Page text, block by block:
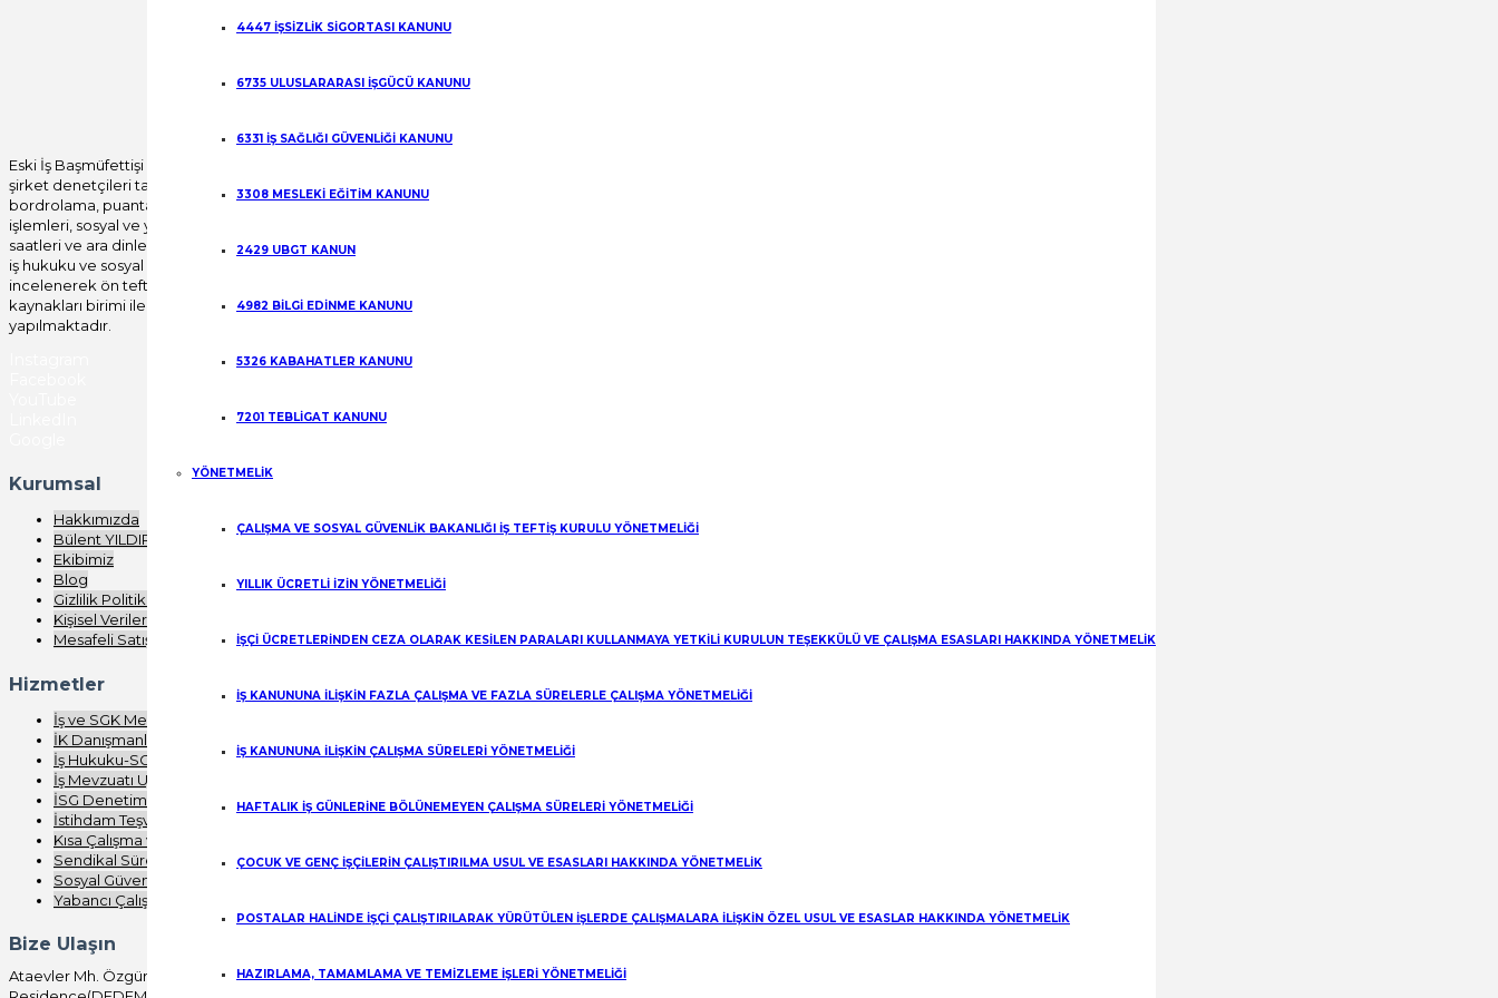
4447 İŞSİZLİK SİGORTASI KANUNU
6735 ULUSLARARASI İŞGÜCÜ KANUNU
6331 İŞ SAĞLIĞI GÜVENLİĞİ KANUNU
3308 MESLEKİ EĞİTİM KANUNU
2429 UBGT KANUN
4982 BİLGİ EDİNME KANUNU
5326 KABAHATLER KANUNU
7201 TEBLİGAT KANUNU
YÖNETMELİK
ÇALIŞMA VE SOSYAL GÜVENLİK BAKANLIĞI İŞ TEFTİŞ KURULU YÖNETMELİĞİ
YILLIK ÜCRETLİ İZİN YÖNETMELİĞİ
İŞÇİ ÜCRETLERİNDEN CEZA OLARAK KESİLEN PARALARI KULLANMAYA YETKİLİ KURULUN TEŞEKKÜLÜ VE ÇALIŞMA ESASLARI HAKKINDA YÖNETMELİK
İŞ KANUNUNA İLİŞKİN FAZLA ÇALIŞMA VE FAZLA SÜRELERLE ÇALIŞMA YÖNETMELİĞİ
İŞ KANUNUNA İLİŞKİN ÇALIŞMA SÜRELERİ YÖNETMELİĞİ
HAFTALIK İŞ GÜNLERİNE BÖLÜNEMEYEN ÇALIŞMA SÜRELERİ YÖNETMELİĞİ
ÇOCUK VE GENÇ İŞÇİLERİN ÇALIŞTIRILMA USUL VE ESASLARI HAKKINDA YÖNETMELİK
POSTALAR HALİNDE İŞÇİ ÇALIŞTIRILARAK YÜRÜTÜLEN İŞLERDE ÇALIŞMALARA İLİŞKİN ÖZEL USUL VE ESASLAR HAKKINDA YÖNETMELİK
HAZIRLAMA, TAMAMLAMA VE TEMİZLEME İŞLERİ YÖNETMELİĞİ
Eski İş Başmüfettişi Bülent YILDIRIM öncülüğünde
şirket denetçileri tarafından tüm özlük, yıllık izin,
bordrolama, puantajlama, disiplin mevzuatı, fesih
işlemleri, sosyal ve yan haklar, fazla çalışma, çalışma
saatleri ve ara dinlenme süreleri başta olmak üzere
iş hukuku ve sosyal güvenlik mevzuatı uygulamaları
incelenerek ön teftiş raporu verilerek, insan
kaynakları birimi ile birlikte yerinde düzeltme işlemi
yapılmaktadır.
Kurumsal
Hakkımızda
Bülent YILDIRIM
Ekibimiz
Blog
Gizlilik Politikası
Kişisel Verilerin Korunması
Mesafeli Satış Sözleşmesi
Hizmetler
İş ve SGK Mevzuatı Eğitimi
İK Danışmanlığı
İş Hukuku-SGK Denetimi
İş Mevzuatı Uygulaması
İSG Denetimi
İstihdam Teşvikleri
Kısa Çalışma ve Nakdi Ücret
Sendikal Süreç Analizi
Sosyal Güvenlik
Yabancı Çalışma
Bize Ulaşın
Ataevler Mh. Özgürlük Cd. Bureau